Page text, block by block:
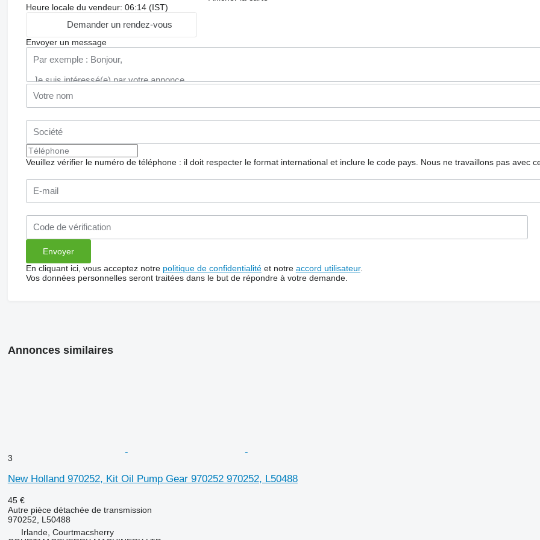
Heure locale du vendeur: 06:14 (IST)
Demander un rendez-vous
Envoyer un message
Veuillez vérifier le numéro de téléphone : il doit respecter le format international et inclure le code pays. Nous ne travaillons pas avec
En cliquant ici, vous acceptez notre politique de confidentialitéet notre accord utilisateur.
Vos données personnelles seront traitées dans le but de répondre à votre demande.
Annonces similaires
3
New Holland 970252, Kit Oil Pump Gear 970252 970252, L50488
45 €
Autre pièce détachée de transmission
970252, L50488
Irlande, Courtmacsherry